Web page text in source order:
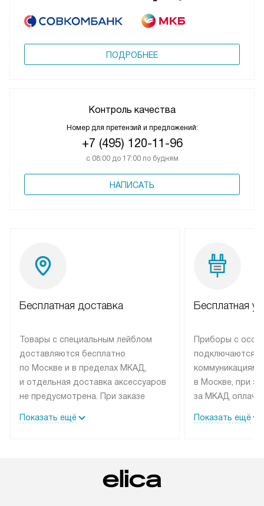
ПОДРОБНЕЕ
Контроль качества
Номер для претензий и предложений:
+7 (495) 120-11-96
с 08:00 до 17:00 по будням
НАПИСАТЬ
Бесплатная доставка
Товары с специальным лейблом
доставляются бесплатно
по Москве и в пределах МКАД,
и отдельная доставка аксессуаров
не предусмотрена. При заказе
рекомендуем обсудить
быть отправлены покупателю
Показать ещё
Бесплатная
Приборы с
подключаются к
коммуникациям
в Москве, при
за МКАД
партнера
Показать ещё